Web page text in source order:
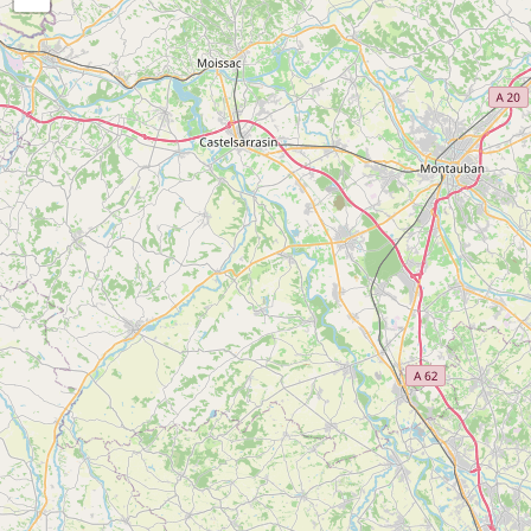
Le Cap du Carmil
MONTAGAGNE
Voir
plus
3
Le Cap du Carmil